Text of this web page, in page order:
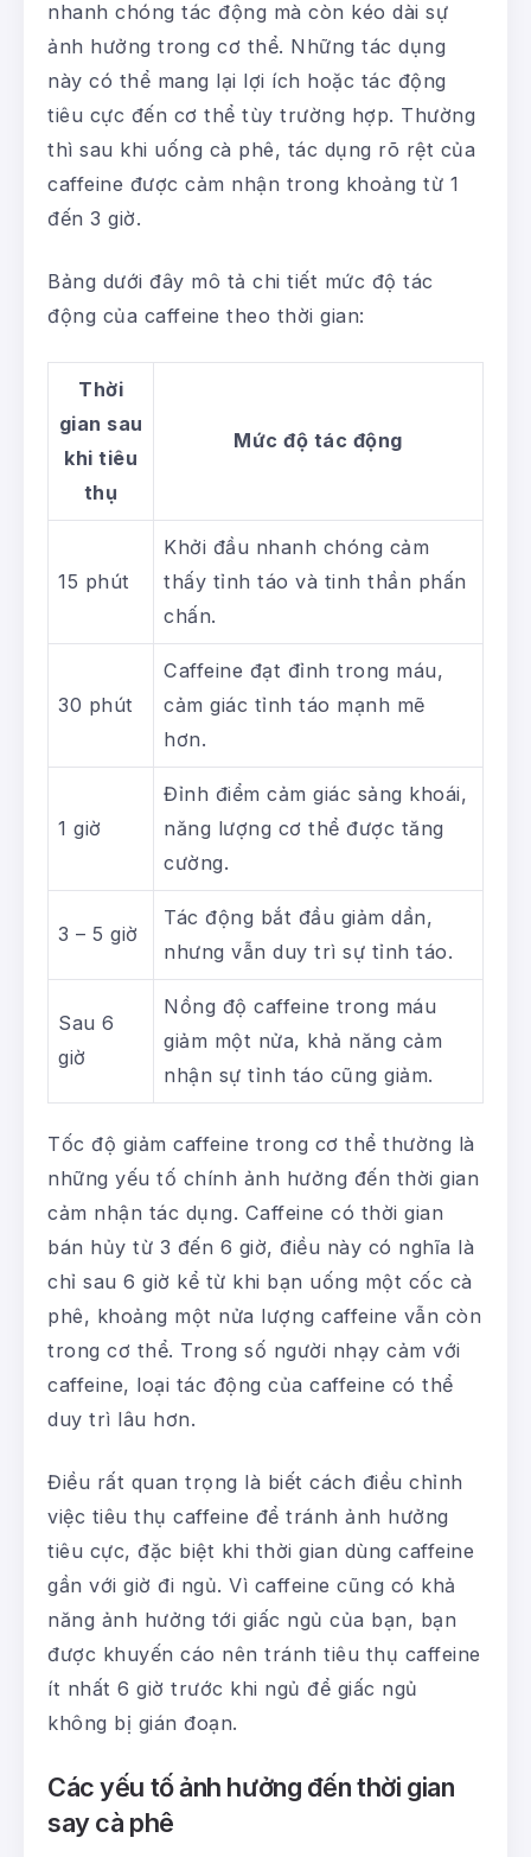
nhanh chóng tác động mà còn kéo dài sự
ảnh hưởng trong cơ thể. Những tác dụng
này có thể mang lại lợi ích hoặc tác động
tiêu cực đến cơ thể tùy trường hợp. Thường
thì sau khi uống cà phê, tác dụng rõ rệt của
caffeine được cảm nhận trong khoảng từ 1
đến 3 giờ.
Bảng dưới đây mô tả chi tiết mức độ tác
động của caffeine theo thời gian:
Thời
gian sau
khi tiêu
thụ
Mức độ tác động
15 phút
Khởi đầu nhanh chóng cảm
thấy tỉnh táo và tinh thần phấn
chấn.
30 phút
Caffeine đạt đỉnh trong máu,
cảm giác tỉnh táo mạnh mẽ
hơn.
1 giờ
Đỉnh điểm cảm giác sảng khoái,
năng lượng cơ thể được tăng
cường.
3 – 5 giờ
Tác động bắt đầu giảm dần,
nhưng vẫn duy trì sự tỉnh táo.
Sau 6
giờ
Nồng độ caffeine trong máu
giảm một nửa, khả năng cảm
nhận sự tỉnh táo cũng giảm.
Tốc độ giảm caffeine trong cơ thể thường là
những yếu tố chính ảnh hưởng đến thời gian
cảm nhận tác dụng. Caffeine có thời gian
bán hủy từ 3 đến 6 giờ, điều này có nghĩa là
chỉ sau 6 giờ kể từ khi bạn uống một cốc cà
phê, khoảng một nửa lượng caffeine vẫn còn
trong cơ thể. Trong số người nhạy cảm với
caffeine, loại tác động của caffeine có thể
duy trì lâu hơn.
Điều rất quan trọng là biết cách điều chỉnh
việc tiêu thụ caffeine để tránh ảnh hưởng
tiêu cực, đặc biệt khi thời gian dùng caffeine
gần với giờ đi ngủ. Vì caffeine cũng có khả
năng ảnh hưởng tới giấc ngủ của bạn, bạn
được khuyến cáo nên tránh tiêu thụ caffeine
ít nhất 6 giờ trước khi ngủ để giấc ngủ
không bị gián đoạn.
Các yếu tố ảnh hưởng đến thời gian
say cà phê